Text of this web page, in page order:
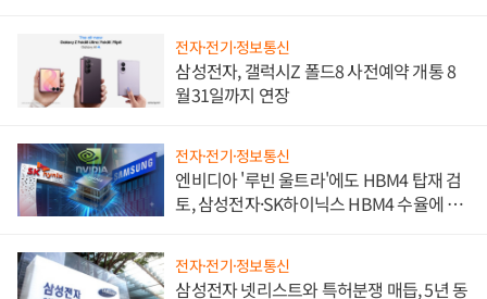
전자·전기·정보통신
삼성전자, 갤럭시Z 폴드8 사전예약 개통 8
월31일까지 연장
전자·전기·정보통신
엔비디아 '루빈 울트라'에도 HBM4 탑재 검
토, 삼성전자·SK하이닉스 HBM4 수율에 주
전자·전기·정보통신
삼성전자 넷리스트와 특허분쟁 매듭, 5년 동